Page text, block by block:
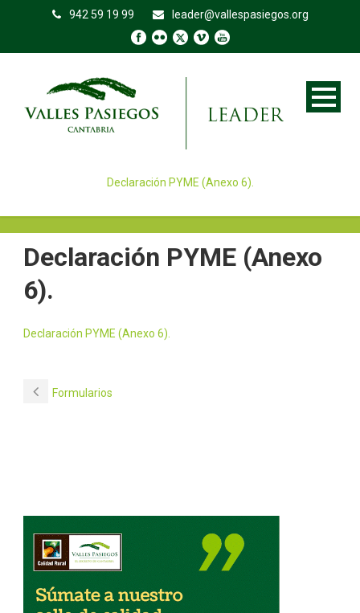
942 59 19 99 leader@vallespasiegos.org
Declaración PYME (Anexo 6).
Declaración PYME (Anexo
6).
Declaración PYME (Anexo 6).
Formularios